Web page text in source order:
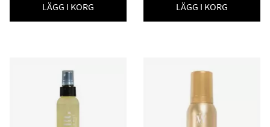
LÄGG I KORG LÄGG I KORG